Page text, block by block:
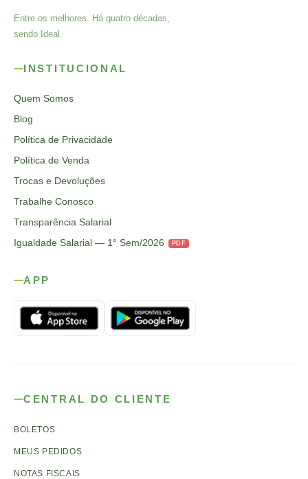
Entre os melhores. Há quatro décadas,
sendo Ideal.
INSTITUCIONAL
Quem Somos
Blog
Política de Privacidade
Política de Venda
Trocas e Devoluções
Trabalhe Conosco
Transparência Salarial
Igualdade Salarial — 1° Sem/2026
PDF
APP
CENTRAL DO CLIENTE
BOLETOS
MEUS PEDIDOS
NOTAS FISCAIS